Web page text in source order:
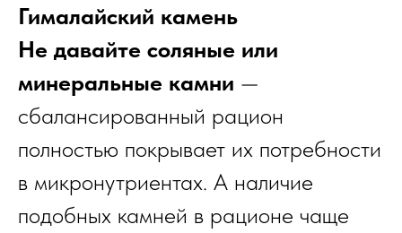
Гималайский камень
Не давайте соляные или
минеральные камни —
сбалансированный рацион
полностью покрывает их потребности
в микронутриентах. А наличие
подобных камней в рационе чаще